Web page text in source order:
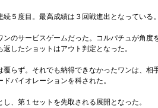
５度目。最高成績は３回戦進出となっている。
のサービスゲームだった。コルパチュが角度
したショットはアウト判定となった。
らず。それでも納得できなかったワンは、相
バイオレーションを科された。
、第１セットを先取される展開となった。